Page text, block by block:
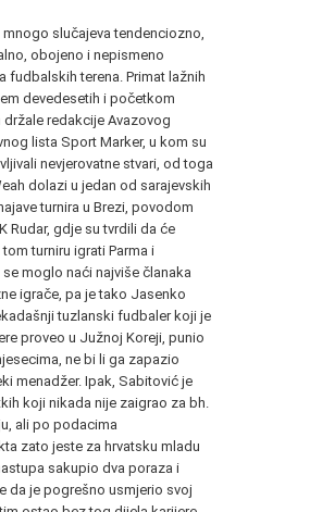
mnogo slučajeva tendenciozno,
obojeno i nepismeno
fudbalskih terena. Primat lažnih
devedesetih i početkom
redakcije Avazovog
lista Sport Marker, u kom su
nevjerovatne stvari, od toga
dolazi u jedan od sarajevskih
turnira u Brezi, povodom
Rudar, gdje su tvrdili da će
turniru igrati Parma i
se moglo naći najviše članaka
igrače, pa je tako Jasenko
tuzlanski fudbaler koji je
proveo u Južnoj Koreji, punio
ne bi li ga zapazio
menadžer. Ipak, Sabitović je
koji nikada nije zaigrao za bh.
ali po podacima
zato jeste za hrvatsku mladu
sakupio dva poraza i
da je pogrešno usmjerio svoj